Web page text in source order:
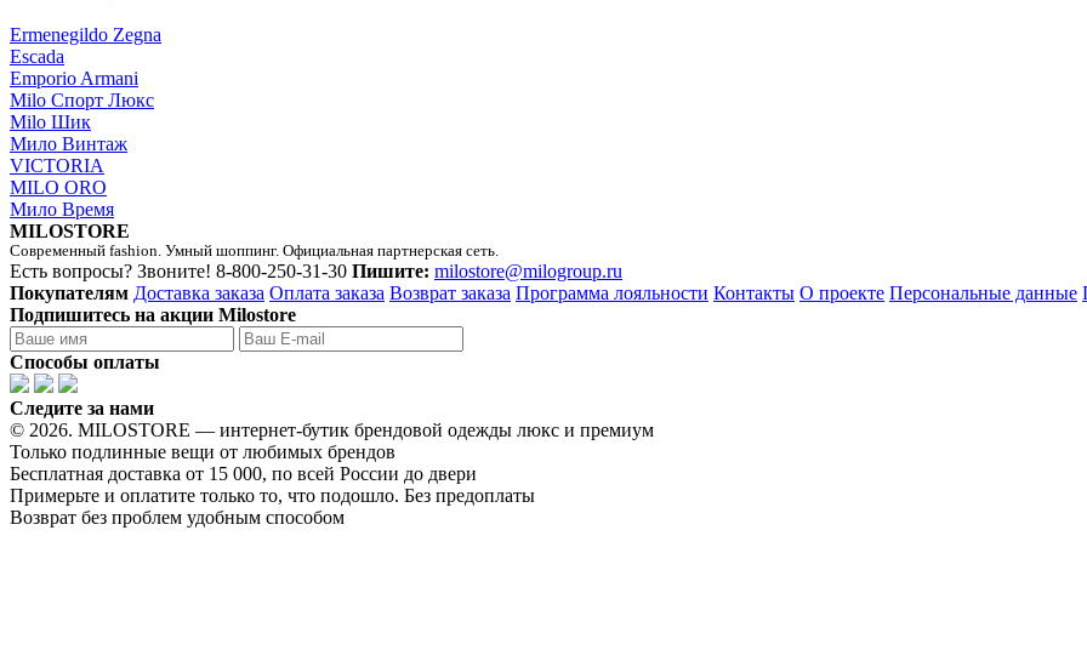
Ermenegildo Zegna
Escada
Emporio Armani
Milo Спорт Люкс
Milo Шик
Мило Винтаж
VICTORIA
MILO ORO
Мило Время
MILOSTORE
Современный fashion. Умный шоппинг. Официальная партнерская сеть.
Есть вопросы? Звоните! 8-800-250-31-30 Пишите: milostore@milogroup.ru
Покупателям Доставка заказа Оплата заказа Возврат заказа Программа лояльности Контакты О проекте Персональные данные
Подпишитесь на акции Milostore
Способы оплаты
Следите за нами
© 2026. MILOSTORE — интернет-бутик брендовой одежды люкс и премиум
Только подлинные вещи от любимых брендов
Бесплатная доставка от 15 000, по всей России до двери
Примерьте и оплатите только то, что подошло. Без предоплаты
Возврат без проблем удобным способом